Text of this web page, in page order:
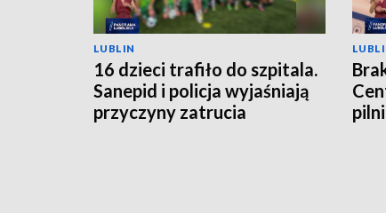
LUBLIN
16 dzieci trafiło do szpitala.
Sanepid i policja wyjaśniają
przyczyny zatrucia